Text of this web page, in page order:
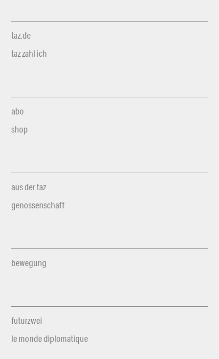
taz.de
taz zahl ich
abo
shop
aus der taz
genossenschaft
bewegung
futurzwei
le monde diplomatique